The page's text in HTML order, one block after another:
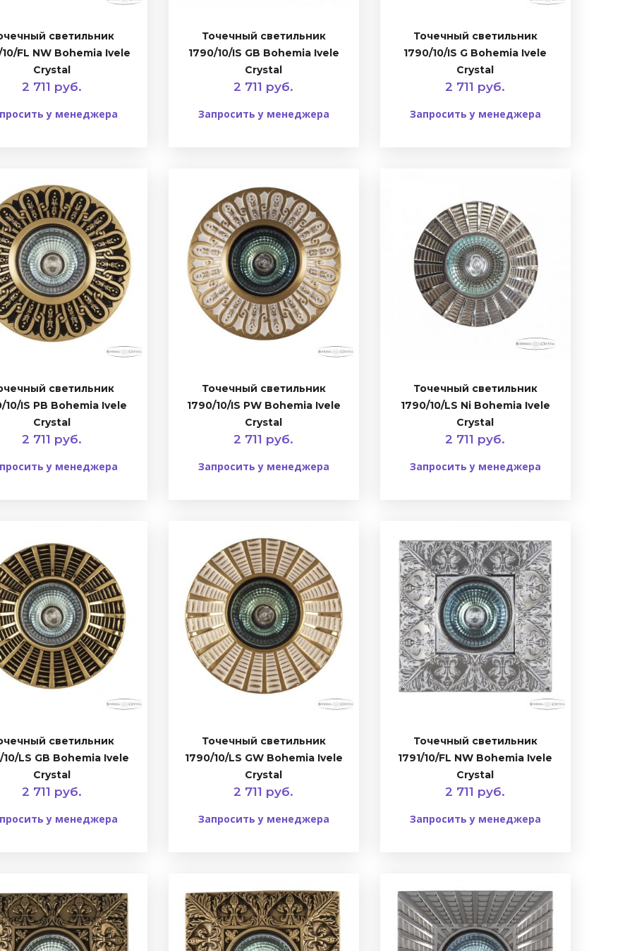
светильник
FL NW Bohemia Ivele
Crystal
2 711 руб.
у менеджера
Точечный светильник
1790/10/IS GB Bohemia Ivele
Crystal
2 711 руб.
Запросить у менеджера
Точечный светильник
1790/10/IS G Bohemia Ivele
Crystal
2 711 руб.
Запросить у менеджера
светильник
10/IS PB Bohemia Ivele
Crystal
2 711 руб.
у менеджера
Точечный светильник
1790/10/IS PW Bohemia Ivele
Crystal
2 711 руб.
Запросить у менеджера
Точечный светильник
1790/10/LS Ni Bohemia Ivele
Crystal
2 711 руб.
Запросить у менеджера
светильник
10/LS GB Bohemia Ivele
Crystal
2 711 руб.
у менеджера
Точечный светильник
1790/10/LS GW Bohemia Ivele
Crystal
2 711 руб.
Запросить у менеджера
Точечный светильник
1791/10/FL NW Bohemia Ivele
Crystal
2 711 руб.
Запросить у менеджера